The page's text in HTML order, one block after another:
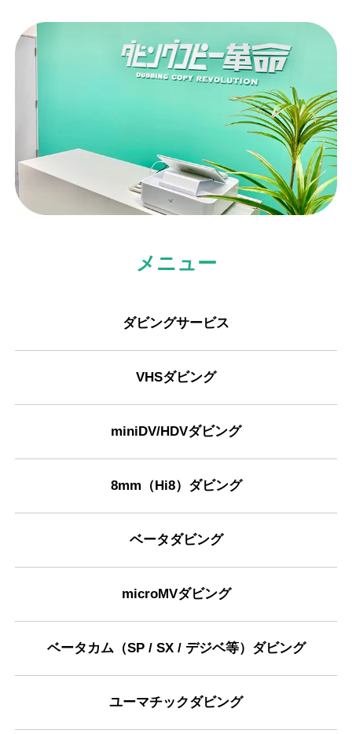
メニュー
ダビングサービス
VHSダビング
miniDV/HDVダビング
8mm（Hi8）ダビング
ベータダビング
microMVダビング
ベータカム（SP / SX / デジベ等）ダビング
ユーマチックダビング